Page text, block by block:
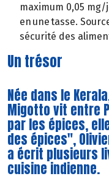
maximum 0,05
en une tasse.
sécurité des
Un trésor
Née dans le
Migotto vit entre
par les épices,
des épices",
a écrit plusieurs
cuisine indienne.